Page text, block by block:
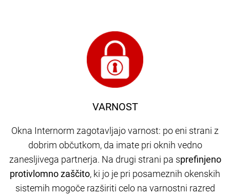
VARNOST
Okna Internorm zagotavljajo varnost: po eni strani z
dobrim občutkom, da imate pri oknih vedno
zanesljivega partnerja. Na drugi strani pa sprefinjeno
protivlomno zaščito, ki jo je pri posameznih okenskih
sistemih mogoče razširiti celo na varnostni razred